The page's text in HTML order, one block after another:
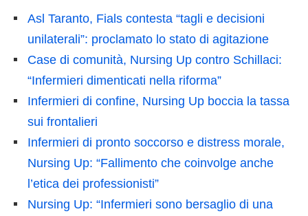
Asl Taranto, Fials contesta “tagli e decisioni
unilaterali”: proclamato lo stato di agitazione
Case di comunità, Nursing Up contro Schillaci:
“Infermieri dimenticati nella riforma”
Infermieri di confine, Nursing Up boccia la tassa
sui frontalieri
Infermieri di pronto soccorso e distress morale,
Nursing Up: “Fallimento che coinvolge anche
l’etica dei professionisti”
Nursing Up: “Infermieri sono bersaglio di una